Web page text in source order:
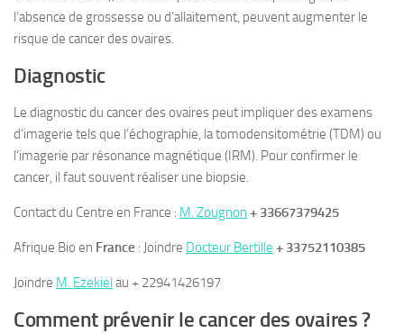
l’absence de grossesse ou d’allaitement, peuvent augmenter le
risque de cancer des ovaires.
Diagnostic
Le diagnostic du cancer des ovaires peut impliquer des examens
d’imagerie tels que l’échographie, la tomodensitométrie (TDM) ou
l’imagerie par résonance magnétique (IRM). Pour confirmer le
cancer, il faut souvent réaliser une biopsie.
Contact du Centre en France : M. Zougnon + 33667379425
Afrique Bio en France : Joindre Docteur Bertille + 33752110385
Joindre M. Ezekielau + 22941426197
Comment prévenir le cancer des ovaires ?